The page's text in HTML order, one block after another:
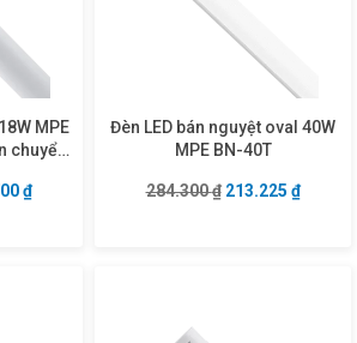
MPE
chuyển
là: 283.600 ₫.
₫Giá hiện tại là: 212.700 ₫.
Đèn LED bán nguyệt oval 40W
MPE BN-40T
284.300₫ Giá gốc là:
213.225 ₫Giá